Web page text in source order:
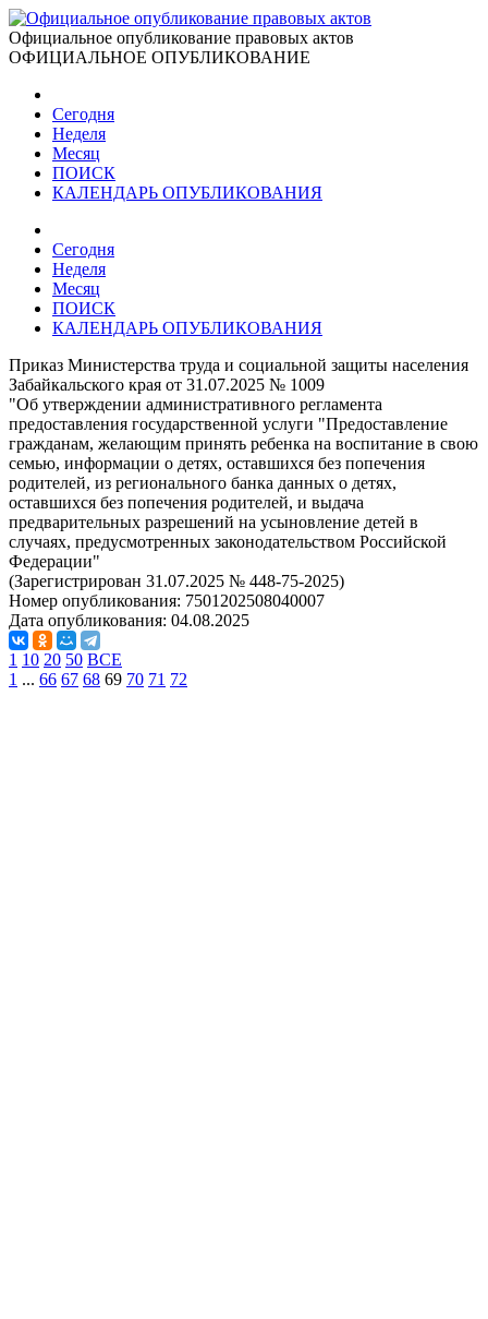
Официальное опубликование правовых актов
ОФИЦИАЛЬНОЕ ОПУБЛИКОВАНИЕ
Сегодня
Неделя
Месяц
ПОИСК
КАЛЕНДАРЬ ОПУБЛИКОВАНИЯ
Сегодня
Неделя
Месяц
ПОИСК
КАЛЕНДАРЬ ОПУБЛИКОВАНИЯ
Приказ Министерства труда и социальной защиты населения
Забайкальского края от 31.07.2025 № 1009
"Об утверждении административного регламента
предоставления государственной услуги "Предоставление
гражданам, желающим принять ребенка на воспитание в свою
семью, информации о детях, оставшихся без попечения
родителей, из регионального банка данных о детях,
оставшихся без попечения родителей, и выдача
предварительных разрешений на усыновление детей в
случаях, предусмотренных законодательством Российской
Федерации"
(Зарегистрирован 31.07.2025 № 448-75-2025)
Номер опубликования: 7501202508040007
Дата опубликования: 04.08.2025
1 10 20 50 ВСЕ
1 ... 66 67 68 69 70 71 72